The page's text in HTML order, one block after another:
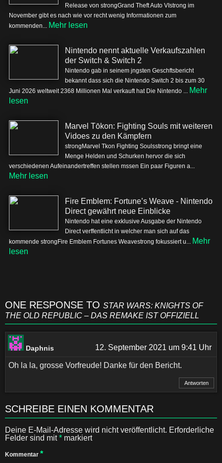
Release von strongGrand Theft Auto VIstrong im
November gibt es nach wie vor recht wenig Informationen zum
kommenden... Mehr lesen
Nintendo nennt aktuelle Verkaufszahlen
der Switch & Switch 2
Nintendo gab in seinem jngsten Geschftsbericht
bekannt dass sich die Nintendo Switch 2 bis zum 30
Juni 2026 weltweit 2368 Millionen Mal verkauft hat Die Nintendo ... Mehr
lesen
Marvel Tōkon: Fighting Souls mit weiteren
Vidoes zu den Kämpfern
strongMarvel Tkon Fighting Soulsstrong bringt eine
Menge Helden und Schurken hervor die sich
verschiedenen Aufeinandertreffen stellen mssen Ein paar Figuren a...
Mehr lesen
Fire Emblem: Fortune’s Weave - Nintendo
Direct gewährt neue Einblicke
Nintendo hat eine exklusive Ausgabe der Nintendo
Direct verffentlicht in welcher man sich auf das
kommende strongFire Emblem Fortunes Weavestrong fokussiert u... Mehr
lesen
ONE RESPONSE TO STAR WARS: KNIGHTS OF
THE OLD REPUBLIC – DAS REMAKE IST OFFIZIELL
Daphnis 12. September 2021 um 9:41 Uhr
Oh la la, grosse Vorfreude! Danke für den Bericht.
Antworten
SCHREIBE EINEN KOMMENTAR
Deine E-Mail-Adresse wird nicht veröffentlicht. Erforderliche
Felder sind mit* markiert
Kommentar *